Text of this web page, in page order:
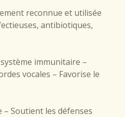
reconnue et utilisée
antibiotiques,
immunitaire –
vocales – Favorise le
Soutient les défenses